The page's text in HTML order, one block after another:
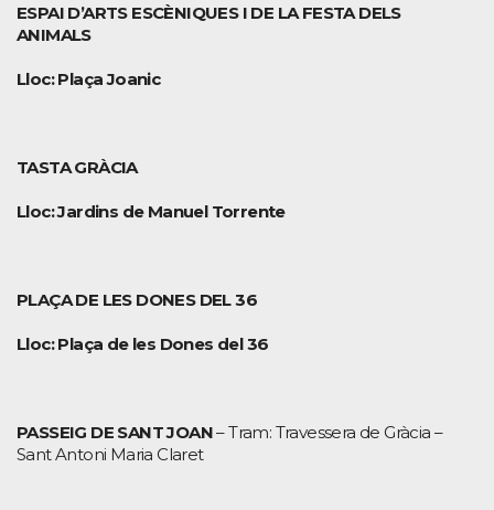
ESPAI D’ARTS ESCÈNIQUES I DE LA FESTA DELS
ANIMALS
Lloc: Plaça Joanic
TASTA GRÀCIA
Lloc: Jardins de Manuel Torrente
PLAÇA DE LES DONES DEL 36
Lloc: Plaça de les Dones del 36
PASSEIG DE SANT JOAN– Tram: Travessera de Gràcia –
Sant Antoni Maria Claret